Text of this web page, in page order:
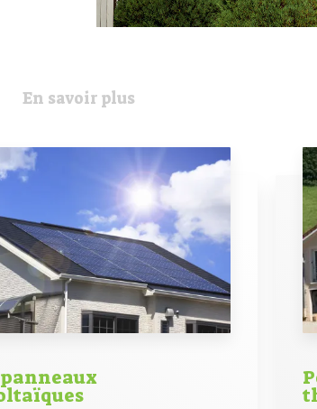
En savoir plus
panneaux